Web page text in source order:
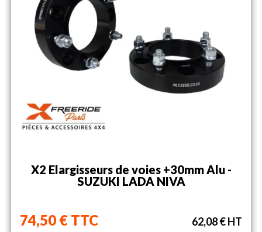
X2 Elargisseurs de voies +30mm Alu -
SUZUKI LADA NIVA
74,50 € TTC 62,08 € HT